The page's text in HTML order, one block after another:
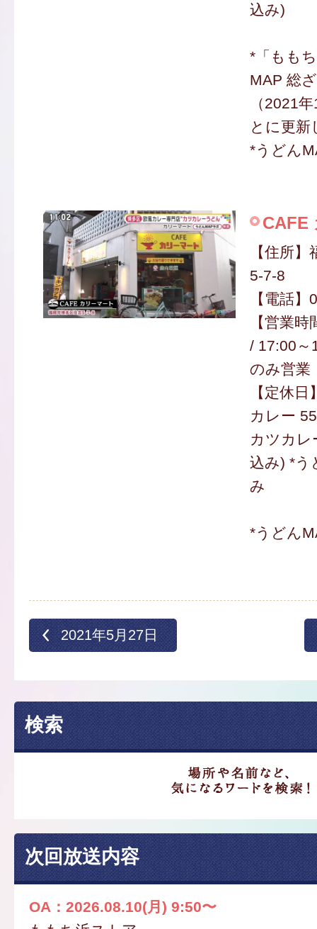
込み)
*「もも
MAP 総
（2021
とに更新
*うどん
CAFE
【住所
5-7-8
【電話
【営業
/ 17:00～
のみ営業
【定休日
カレー
カツカレ
込み) *う
み
*うどん
2021年5月27日
検索
次回放送内容
OA：2026.08.10(月) 9:50〜